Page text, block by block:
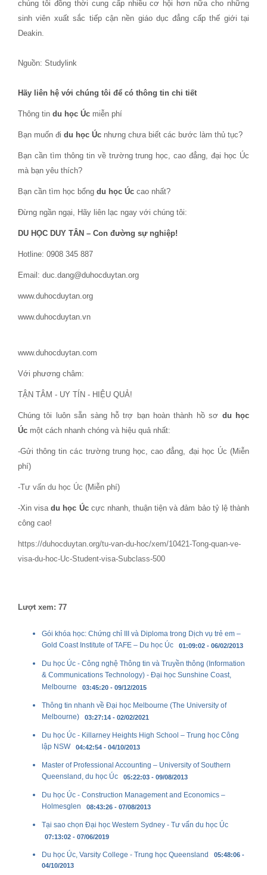
chúng tôi đồng thời cung cấp nhiều cơ hội hơn nữa cho những
sinh viên xuất sắc tiếp cận nền giáo dục đẳng cấp thế giới tại
Deakin.
Nguồn: Studylink
Hãy liên hệ với chúng tôi để có thông tin chi tiết
Thông tin du học Úc miễn phí
Bạn muốn đi du học Úc nhưng chưa biết các bước làm thủ tục?
Bạn cần tìm thông tin về trường trung học, cao đẳng, đại học Úc
mà bạn yêu thích?
Bạn cần tìm học bổng du học Úc cao nhất?
Đừng ngần ngại, Hãy liên lạc ngay với chúng tôi:
DU HỌC DUY TÂN – Con đường sự nghiệp!
Hotline: 0908 345 887
Email: duc.dang@duhocduytan.org
www.duhocduytan.org
www.duhocduytan.vn
www.duhocduytan.com
Với phương châm:
TẬN TÂM - UY TÍN - HIỆU QUẢ!
Chúng tôi luôn sẵn sàng hỗ trợ bạn hoàn thành hồ sơ du học
Úc một cách nhanh chóng và hiệu quả nhất:
-Gửi thông tin các trường trung học, cao đẳng, đại học Úc (Miễn
phí)
-Tư vấn du học Úc (Miễn phí)
-Xin visadu học Úccực nhanh, thuận tiện và đảm bảo tỷ lệ thành
công cao!
https://duhocduytan.org/tu-van-du-hoc/xem/10421-Tong-quan-ve-
visa-du-hoc-Uc-Student-visa-Subclass-500
Lượt xem: 77
Gói khóa học: Chứng chỉ III và Diploma trong Dịch vụ trẻ em –
Gold Coast Institute of TAFE – Du học Úc 01:09:02 - 06/02/2013
Du học Úc - Công nghệ Thông tin và Truyền thông (Information
& Communications Technology) - Đại học Sunshine Coast,
Melbourne
03:45:20 - 09/12/2015
Thông tin nhanh về Đại học Melbourne (The University of
Melbourne) 03:27:14 - 02/02/2021
Du học Úc - Killarney Heights High School – Trung học Công
lập NSW 04:42:54 - 04/10/2013
Master of Professional Accounting – University of Southern
Queensland, du học Úc 05:22:03 - 09/08/2013
Du học Úc - Construction Management and Economics –
Holmesglen 08:43:26 - 07/08/2013
Tại sao chọn Đại học Western Sydney - Tư vấn du học Úc
07:13:02 - 07/06/2019
Du học Úc, Varsity College - Trung học Queensland 05:48:06 -
04/10/2013